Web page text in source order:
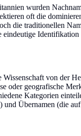
wurden
oft die
die traditionellen
eindeutige
von
geografische
Kategorien
Übernamen (die